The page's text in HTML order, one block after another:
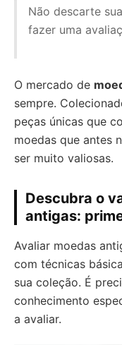
Não descarte
fazer uma
O mercado de
sempre.
peças únicas que
moedas que antes
ser muito valiosas.
Descubra o
antigas:
Avaliar moedas
com técnicas
sua coleção. É
conhecimento
a avaliar.